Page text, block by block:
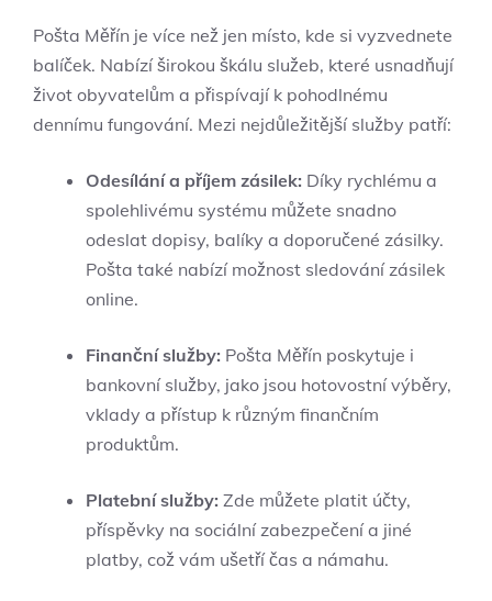
Pošta Měřín je více než jen místo, kde si vyzvednete
balíček. Nabízí širokou škálu služeb, které usnadňují
život obyvatelům a přispívají k pohodlnému
dennímu fungování. Mezi nejdůležitější služby patří:
Odesílání a příjem zásilek: Díky rychlému a
spolehlivému systému můžete snadno
odeslat dopisy, balíky a doporučené zásilky.
Pošta také nabízí možnost sledování zásilek
online.
Finanční služby: Pošta Měřín poskytuje i
bankovní služby, jako jsou hotovostní výběry,
vklady a přístup k různým finančním
produktům.
Platební služby: Zde můžete platit účty,
příspěvky na sociální zabezpečení a jiné
platby, což vám ušetří čas a námahu.